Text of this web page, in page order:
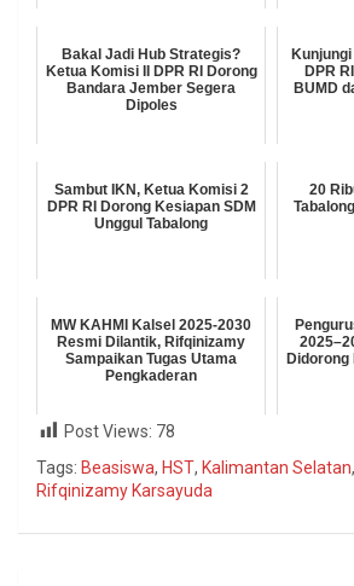
Bakal Jadi Hub Strategis?
Ketua Komisi II DPR RI Dorong
Bandara Jember Segera
Dipoles
DPR
BUMD
Sambut IKN, Ketua Komisi 2
DPR RI Dorong Kesiapan SDM
Unggul Tabalong
20
MW KAHMI Kalsel 2025-2030
Resmi Dilantik, Rifqinizamy
Sampaikan Tugas Utama
Pengkaderan
Didorong
Post Views: 78
Tags: Beasiswa, HST, Kalimantan Selatan,
Rifqinizamy Karsayuda